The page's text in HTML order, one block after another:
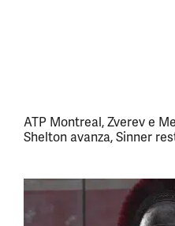
ATP Montreal, Zverev e
Shelton avanza, Sinner